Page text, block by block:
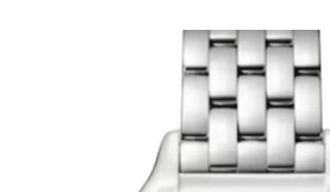
+7 (916) 2900-222